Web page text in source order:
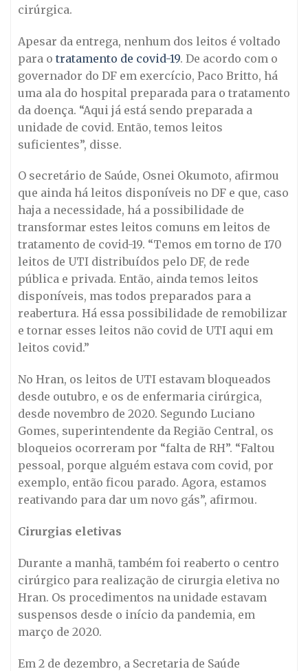
cirúrgica.
Apesar da entrega, nenhum dos leitos é voltado
para o tratamento de covid-19. De acordo com o
governador do DF em exercício, Paco Britto, há
uma ala do hospital preparada para o tratamento
da doença. “Aqui já está sendo preparada a
unidade de covid. Então, temos leitos
suficientes”, disse.
O secretário de Saúde, Osnei Okumoto, afirmou
que ainda há leitos disponíveis no DF e que, caso
haja a necessidade, há a possibilidade de
transformar estes leitos comuns em leitos de
tratamento de covid-19. “Temos em torno de 170
leitos de UTI distribuídos pelo DF, de rede
pública e privada. Então, ainda temos leitos
disponíveis, mas todos preparados para a
reabertura. Há essa possibilidade de remobilizar
e tornar esses leitos não covid de UTI aqui em
leitos covid.”
No Hran, os leitos de UTI estavam bloqueados
desde outubro, e os de enfermaria cirúrgica,
desde novembro de 2020. Segundo Luciano
Gomes, superintendente da Região Central, os
bloqueios ocorreram por “falta de RH”. “Faltou
pessoal, porque alguém estava com covid, por
exemplo, então ficou parado. Agora, estamos
reativando para dar um novo gás”, afirmou.
Cirurgias eletivas
Durante a manhã, também foi reaberto o centro
cirúrgico para realização de cirurgia eletiva no
Hran. Os procedimentos na unidade estavam
suspensos desde o início da pandemia, em
março de 2020.
Em 2 de dezembro, a Secretaria de Saúde